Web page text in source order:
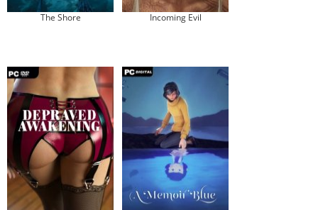
The Shore Incoming Evil